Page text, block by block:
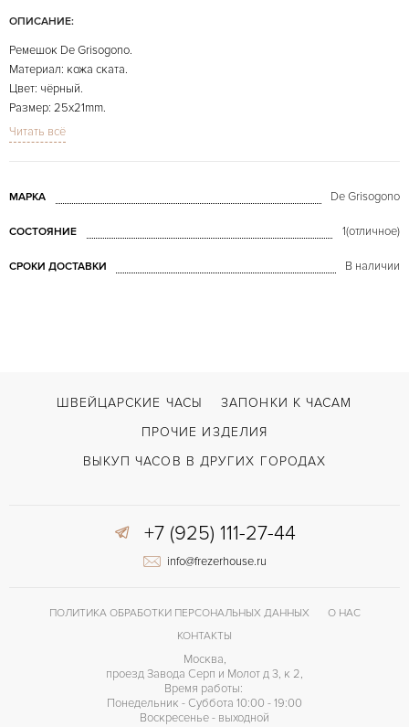
ОПИСАНИЕ:
Ремешок De Grisogono.
Материал: кожа ската.
Цвет: чёрный.
Размер: 25х21mm.
Длина: 58х58mm.
Ношеный.
Читать всё
МАРКА De Grisogono
СОСТОЯНИЕ 1(отличное)
СРОКИ ДОСТАВКИ В наличии
ШВЕЙЦАРСКИЕ ЧАСЫ
ЗАПОНКИ К ЧАСАМ
ПРОЧИЕ ИЗДЕЛИЯ
ВЫКУП ЧАСОВ В ДРУГИХ ГОРОДАХ
+7 (925) 111-27-44
info@frezerhouse.ru
ПОЛИТИКА ОБРАБОТКИ ПЕРСОНАЛЬНЫХ ДАННЫХ
О НАС
КОНТАКТЫ
Москва,
проезд Завода Серп и Молот д 3, к 2,
Время работы:
Понедельник - Суббота 10:00 - 19:00
Воскресенье - выходной